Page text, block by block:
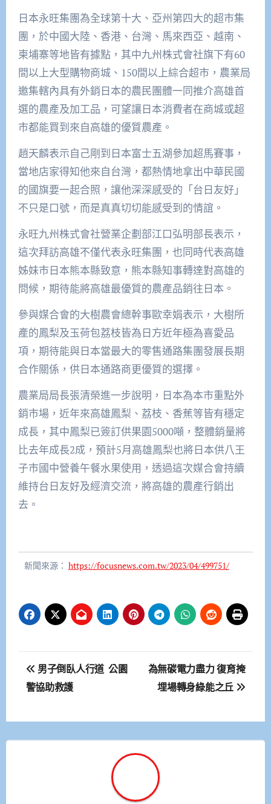
日本永旺集團為全球第十大、亞州第四大的超市集
團，於中國大陸、香港、台灣、馬來西亞、越南、
柬埔寨等地皆有據點，其中九州株式會社旗下有60
間以上大型購物商城、150間以上綜合超市，農業局
邀集轄內具有外銷日本的農民團體一同推介高雄首
選的農產及加工品，可望讓日本消費者在商城或超
市都能買到來自高雄的優質農產。
趙天麟表示自己剛到日本富士五湖參加超馬賽事，
當地店家得知他來自台灣，都熱情地拿出中華民國
的國旗要一起合照，讓他深深感受的「台日友好」
不只是口號，而是真真切切能感受到的情誼。
永旺九州株式會社營業企劃部江口弘明部長表示，
這次拜訪高雄不僅代表永旺集團，也同時代表高雄
姊妹市日本熊本縣致意，熊本縣知事轉達對高雄的
問候，期待能將高雄最優質的農產品銷往日本。
參與媒合會的大樹農會總幹事歐幸娟表示，大樹所
產的鳳梨及玉荷包荔枝皆為日方近年極為喜愛品
項，期待能與日本當最大的零售通路集團發展長期
合作關係，供日本通路商更優質的選擇。
農業局局長張清榮進一步說明，日本為本市重點外
銷市場，近年來高雄鳳梨、荔枝、香蕉等皆有穩定
成長，其中鳳梨已簽訂供果園5000噸，整體銷量將
比去年成長2成，預計5月高雄鳳梨也將日本供八王
子市國中營養午餐水果使用，透過這次媒合會持續
維持台日友好及經濟交流，將高雄的農產行銷出
去。
新聞來源： https://focusnews.com.tw/2023/04/499751/
文
章
覽
男子倒臥人行道 公園
警協助救護
為無碳電力盡力 復育掩
埋場轉身綠能之丘